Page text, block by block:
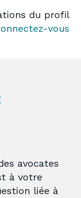
du profil
vous
avocates
à votre
liée à